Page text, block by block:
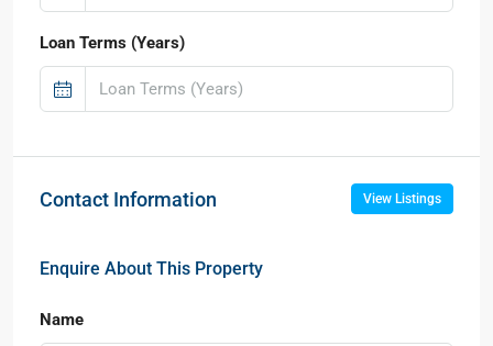
Loan Terms (Years)
Contact Information View Listings
Enquire About This Property
Name